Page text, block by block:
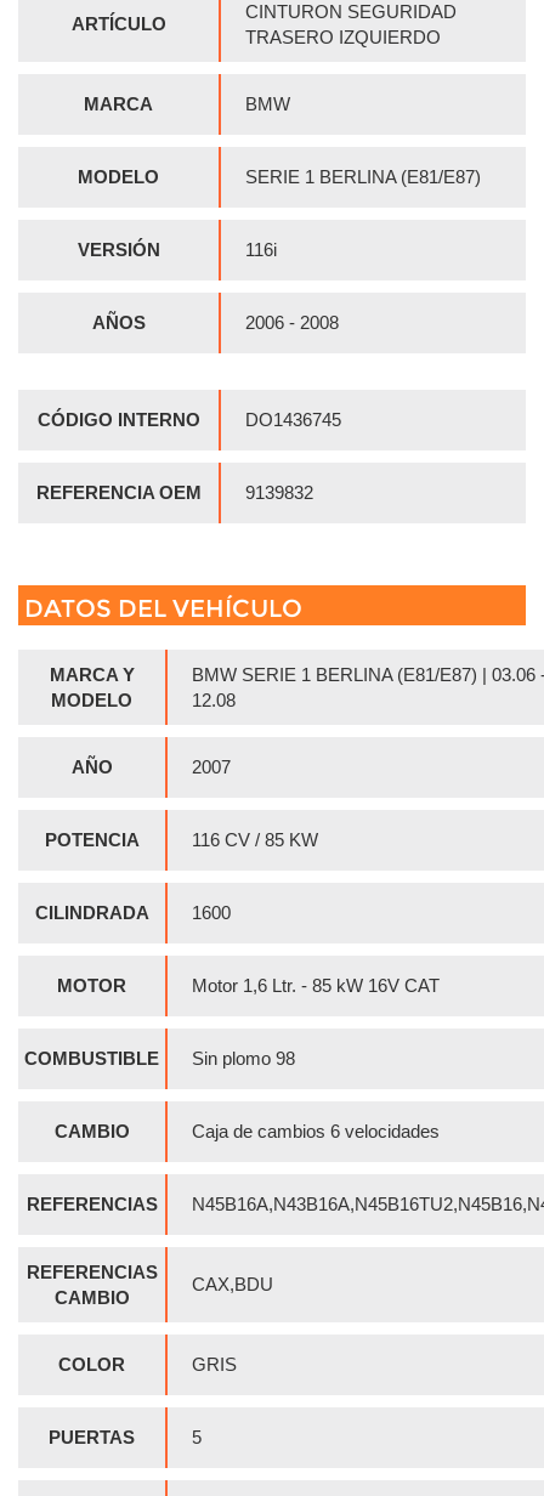
ARTÍCULO
CINTURON SEGURIDAD
TRASERO IZQUIERDO
MARCA BMW
MODELO SERIE 1 BERLINA (E81/E87)
VERSIÓN 116i
AÑOS 2006 - 2008
CÓDIGO INTERNO DO1436745
REFERENCIA OEM 9139832
DATOS DEL VEHÍCULO
MARCA Y
MODELO
BMW SERIE 1 BERLINA (E81/E87) | 03.06
12.08
AÑO 2007
POTENCIA 116 CV / 85 KW
CILINDRADA 1600
MOTOR Motor 1,6 Ltr. - 85 kW 16V CAT
COMBUSTIBLE Sin plomo 98
CAMBIO Caja de cambios 6 velocidades
REFERENCIAS
REFERENCIAS
CAMBIO
CAX,BDU
COLOR GRIS
PUERTAS 5